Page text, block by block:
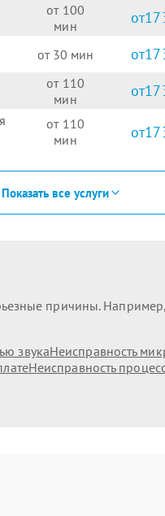
100
30
110
110
Показать все услуги
причины.
звукаНеисправность
Неисправность